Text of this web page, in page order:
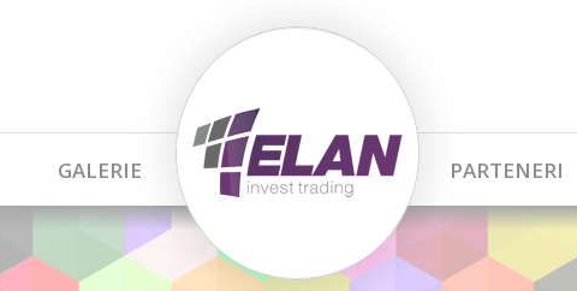
GALERIE PARTENERI